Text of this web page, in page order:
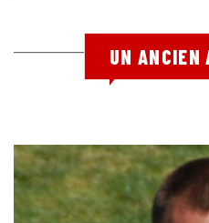
UN ANCIEN